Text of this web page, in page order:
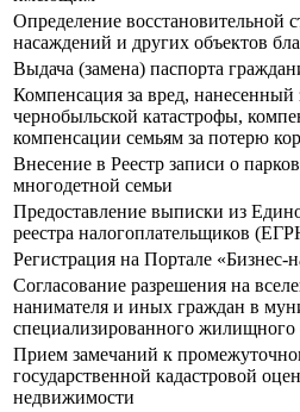
Определение восстановительной
насаждений и других объектов
Выдача (замена) паспорта
Компенсация за вред, нанесенный
чернобыльской катастрофы,
компенсации семьям за потерю
Внесение в Реестр записи о
многодетной семьи
Предоставление выписки из
реестра налогоплательщиков
Регистрация на Портале
Согласование разрешения на
нанимателя и иных граждан в
специализированного жилищного
Прием замечаний к
государственной кадастровой
недвижимости